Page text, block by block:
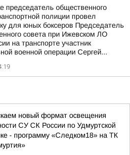
председатель общественного
полиции провел
для юных боксеров Председатель
совета при Ижевском ЛО
на транспорте участник
военной операции Сергей...
новый формат освещения
СУ СК России по Удмуртской
- программу «Следком18» на ТК